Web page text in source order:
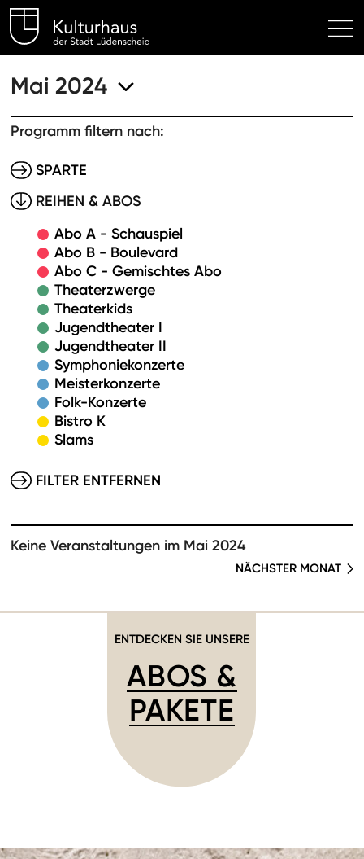
Kulturhaus Lüdenscheid
Mai 2024
Programm filtern nach:
SPARTE
REIHEN & ABOS
Abo A - Schauspiel
Abo B - Boulevard
Abo C - Gemischtes Abo
Theaterzwerge
Theaterkids
Jugendtheater I
Jugendtheater II
Symphoniekonzerte
Meisterkonzerte
Folk-Konzerte
Bistro K
Slams
FILTER ENTFERNEN
Keine Veranstaltungen im Mai 2024
NÄCHSTER MONAT
ENTDECKEN SIE UNSERE
ABOS &
PAKETE